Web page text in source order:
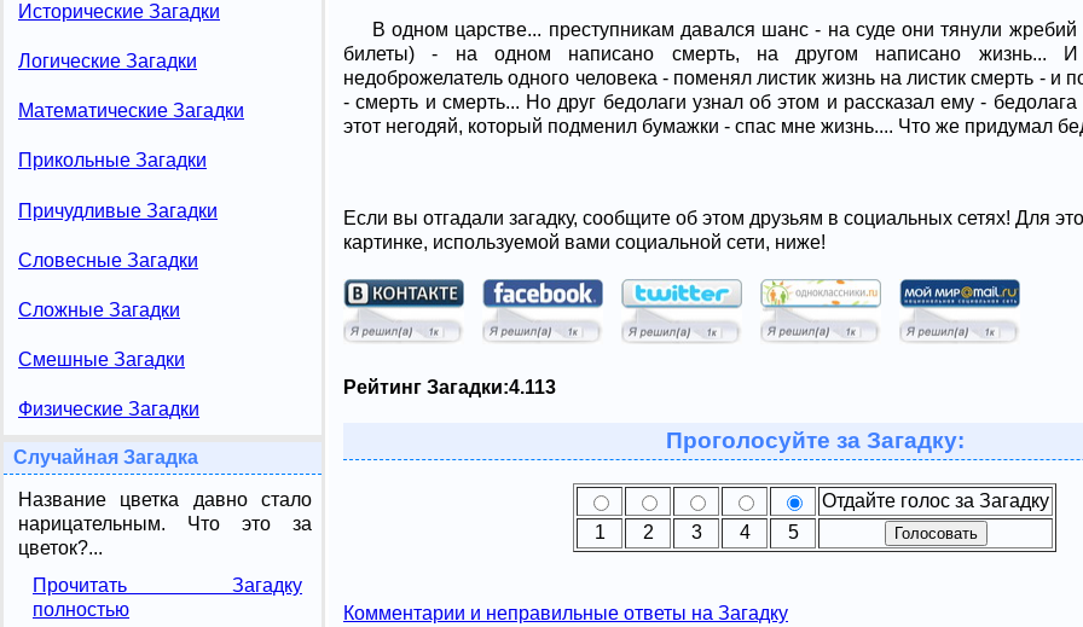
Исторические Загадки
Логические Загадки
Математические Загадки
Прикольные Загадки
Причудливые Загадки
Словесные Загадки
Сложные Загадки
Смешные Загадки
Физические Загадки
Случайная Загадка
Название цветка давно стало
нарицательным. Что это за
цветок?...
Прочитать Загадку
полностью
В одном царстве... преступникам давался шанс - на суде они тянули жребий
билеты) - на одном написано смерть, на другом написано жизнь...
недоброжелатель одного человека - поменял листик жизнь на листик смерть - и
- смерть и смерть... Но друг бедолаги узнал об этом и рассказал ему -
этот негодяй, который подменил бумажки - спас мне жизнь.... Что же придумал
Если вы отгадали загадку, сообщите об этом друзьям в социальных сетях! Для
картинке, используемой вами социальной сети, ниже!
Рейтинг Загадки:4.113
Проголосуйте за Загадку:
Отдайте голос за Загадку
1
2 3 4 5
Комментарии и неправильные ответы на Загадку